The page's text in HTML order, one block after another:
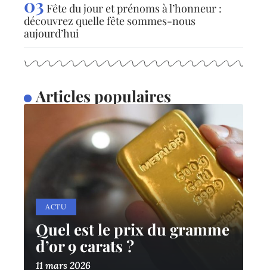
Fête du jour et prénoms à l’honneur :
découvrez quelle fête sommes-nous
aujourd’hui
Articles populaires
ACTU
Quel est le prix du gramme
d’or 9 carats ?
11 mars 2026